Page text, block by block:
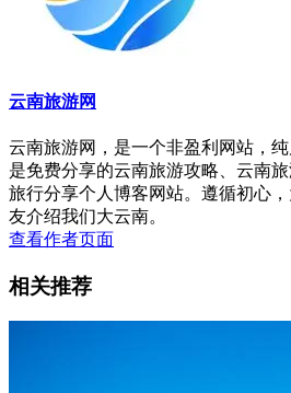
云南旅游网
云南旅游网，是一个非盈利网站，
是免费分享的云南旅游攻略、云南
旅行分享个人博客网站。遵循初心
友介绍我们大云南。
查看作者页面
相关推荐